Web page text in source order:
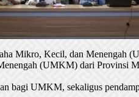
Mikro, Kecil, dan Menengah
(UMKM) dari Provinsi
bagi UMKM, sekaligus